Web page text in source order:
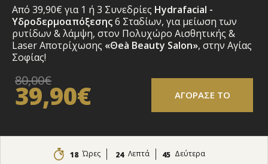
Από 39,90€ για 1 ή 3 Συνεδρίες Hydrafacial -
Υδροδερμοαπόξεσης6 Σταδίων, για μείωση των
ρυτίδων & λάμψη, στον Πολυχώρο Αισθητικής &
Laser Αποτρίχωσης «Θeà Beauty Salon», στην Αγίας
Σοφίας!
80,00€
39,90€ ΑΓΟΡΑΣΕ ΤΟ
18 Ώρες 24 Λεπτά 44 Δεύτερα